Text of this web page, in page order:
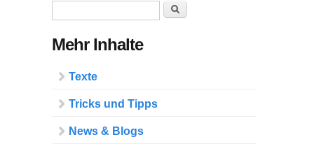
Suche
Mehr Inhalte
Texte
Tricks und Tipps
News & Blogs